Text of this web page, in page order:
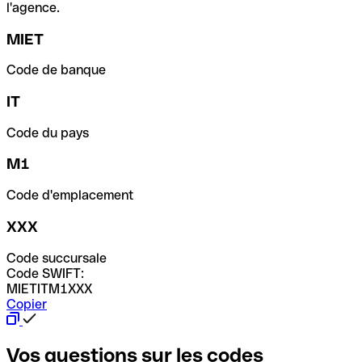
l'agence.
MIET
Code de banque
IT
Code du pays
M1
Code d'emplacement
XXX
Code succursale
Code SWIFT:
MIETITM1XXX
Copier
Vos questions sur les codes